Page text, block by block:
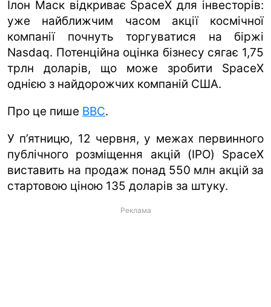
Ілон Маск відкриває SpaceX для інвесторів:
уже найближчим часом акції космічної
компанії почнуть торгуватися на біржі
Nasdaq. Потенційна оцінка бізнесу сягає 1,75
трлн доларів, що може зробити SpaceX
однією з найдорожчих компаній США.
Про це пише BBC.
У п’ятницю, 12 червня, у межах первинного
публічного розміщення акцій (IPO) SpaceX
виставить на продаж понад 550 млн акцій за
стартовою ціною 135 доларів за штуку.
Реклама